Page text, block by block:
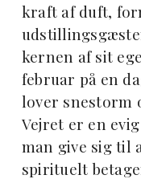
kraft af duft,
kernen af sit
februar på en
lover snestorm
Vejret er en
man give sig til
spirituelt